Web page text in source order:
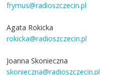
frymus@radioszczecin.pl
Agata Rokicka
rokicka@radioszczecin.pl
Joanna Skonieczna
skonieczna@radioszczecin.pl